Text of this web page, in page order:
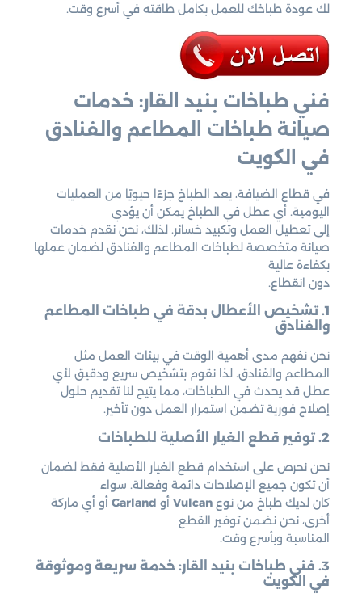
لك عودة طباخك للعمل بكامل طاقته في أسرع وقت.
فني طباخات بنيد القار: خدمات
صيانة طباخات المطاعم والفنادق
في الكويت
في قطاع الضيافة، يعد الطباخ جزءًا حيويًا من العمليات
اليومية. أي عطل في الطباخ يمكن أن يؤدي
إلى تعطيل العمل وتكبيد خسائر. لذلك، نحن نقدم خدمات
صيانة متخصصة لطباخات المطاعم والفنادق لضمان عملها
بكفاءة عالية
دون انقطاع.
1. تشخيص الأعطال بدقة في طباخات المطاعم
والفنادق
نحن نفهم مدى أهمية الوقت في بيئات العمل مثل
المطاعم والفنادق. لذا نقوم بتشخيص سريع ودقيق لأي
عطل قد يحدث في الطباخات، مما يتيح لنا تقديم حلول
إصلاح فورية تضمن استمرار العمل دون تأخير.
2. توفير قطع الغيار الأصلية للطباخات
نحن نحرص على استخدام قطع الغيار الأصلية فقط لضمان
أن تكون جميع الإصلاحات دائمة وفعالة. سواء
كان لديك طباخ من نوع Vulcan أو Garland أو أي ماركة
أخرى، نحن نضمن توفير القطع
المناسبة وبأسرع وقت.
3. فني طباخات بنيد القار: خدمة سريعة وموثوقة
في الكويت